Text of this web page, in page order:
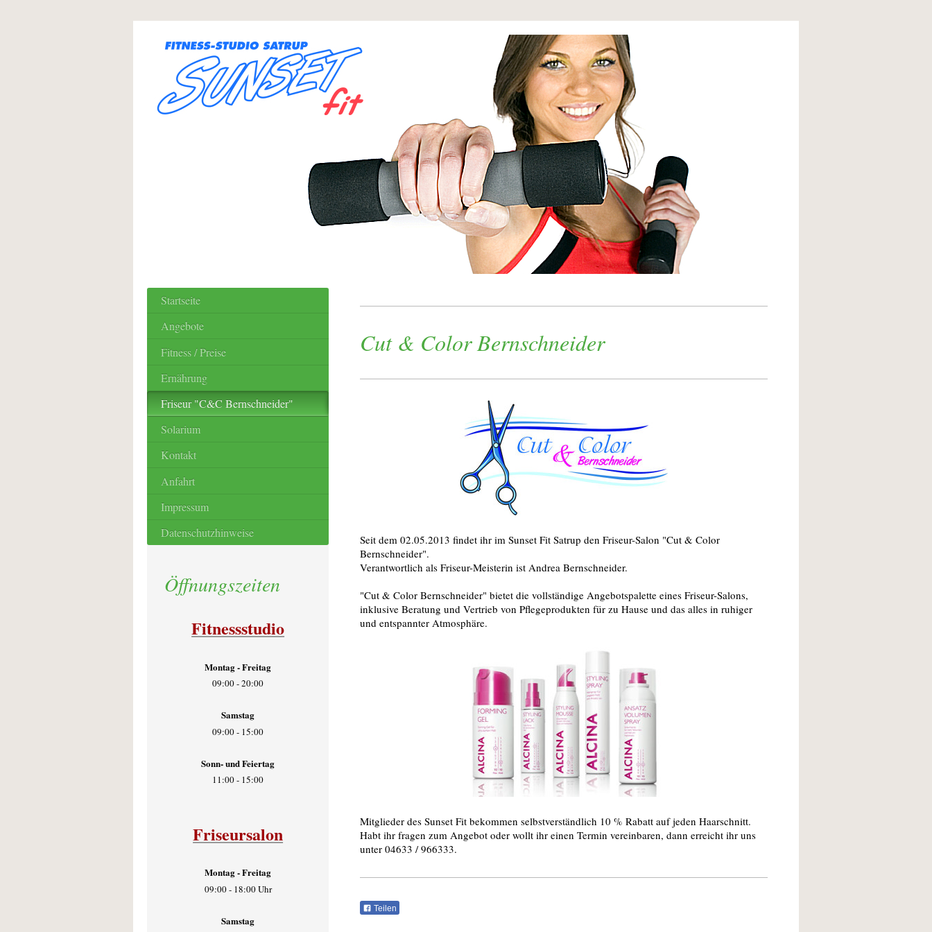
Cut & Color Bernschneider
Seit dem 02.05.2013 findet ihr im Sunset Fit Satrup den Friseur-Salon "Cut & Color
Bernschneider".
Verantwortlich als Friseur-Meisterin ist Andrea Bernschneider.
"Cut & Color Bernschneider" bietet die vollständige Angebotspalette eines Friseur-Salons,
inklusive Beratung und Vertrieb von Pflegeprodukten für zu Hause und das alles in ruhiger
und entspannter Atmosphäre.
Mitglieder des Sunset Fit bekommen selbstverständlich 10 % Rabatt auf jeden Haarschnitt.
Habt ihr fragen zum Angebot oder wollt ihr einen Termin vereinbaren, dann erreicht ihr uns
unter 04633 / 966333.
Teilen
Startseite
Angebote
Fitness / Preise
Ernährung
Friseur "C&C Bernschneider"
Solarium
Kontakt
Anfahrt
Impressum
Datenschutzhinweise
Öffnungszeiten
Fitnessstudio
Montag - Freitag
09:00 - 20:00
Samstag
09:00 - 15:00
Sonn- und Feiertag
11:00 - 15:00
Friseursalon
Montag - Freitag
09:00 - 18:00 Uhr
Samstag